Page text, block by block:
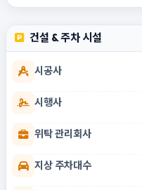
건설 & 주차 시설
시공사
시행사
위탁 관리회사
지상 주차대수